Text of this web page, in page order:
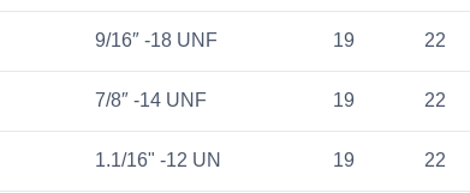
9/16″ -18 UNF 19 22
7/8″ -14 UNF 19 22
1.1/16" -12 UN 19 22